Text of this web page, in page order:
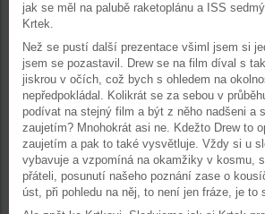
jak se měl na palubě raketoplánu a ISS
Krtek.
Než se pustí další prezentace všiml jsem si
jsem se pozastavil. Drew se na film díval s
jiskrou v očích, což bych s ohledem na
nepředpokládal. Kolikrát se za sebou v
podívat na stejný film a být z něho nadšeni a
zaujetím? Mnohokrát asi ne. Kdežto Drew to
zaujetím a pak to také vysvětluje. Vždy si u
vybavuje a vzpomíná na okamžiky v kosmu,
přáteli, posunutí našeho poznání zase o
úst, při pohledu na něj, to není jen fráze, je to